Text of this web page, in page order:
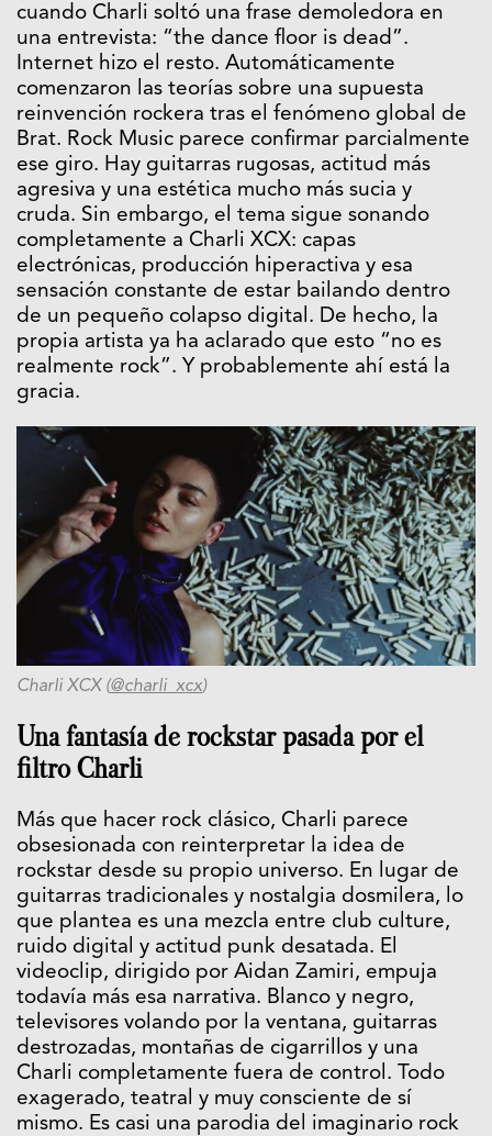
cuando Charli soltó una frase demoledora en
una entrevista: “the dance floor is dead”.
Internet hizo el resto. Automáticamente
comenzaron las teorías sobre una supuesta
reinvención rockera tras el fenómeno global de
Brat. Rock Music parece confirmar parcialmente
ese giro. Hay guitarras rugosas, actitud más
agresiva y una estética mucho más sucia y
cruda. Sin embargo, el tema sigue sonando
completamente a Charli XCX: capas
electrónicas, producción hiperactiva y esa
sensación constante de estar bailando dentro
de un pequeño colapso digital. De hecho, la
propia artista ya ha aclarado que esto “no es
realmente rock”. Y probablemente ahí está la
gracia.
Charli XCX (@charli_xcx)
Una fantasía de rockstar pasada por el
filtro Charli
Más que hacer rock clásico, Charli parece
obsesionada con reinterpretar la idea de
rockstar desde su propio universo. En lugar de
guitarras tradicionales y nostalgia dosmilera, lo
que plantea es una mezcla entre club culture,
ruido digital y actitud punk desatada. El
videoclip, dirigido por Aidan Zamiri, empuja
todavía más esa narrativa. Blanco y negro,
televisores volando por la ventana, guitarras
destrozadas, montañas de cigarrillos y una
Charli completamente fuera de control. Todo
exagerado, teatral y muy consciente de sí
mismo. Es casi una parodia del imaginario rock